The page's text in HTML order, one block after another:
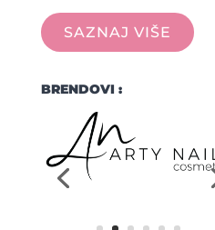
SAZNAJ VIŠE
BRENDOVI :